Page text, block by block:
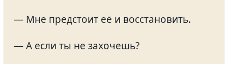
— Мне предстоит её и восстановить.
— А если ты не захочешь?